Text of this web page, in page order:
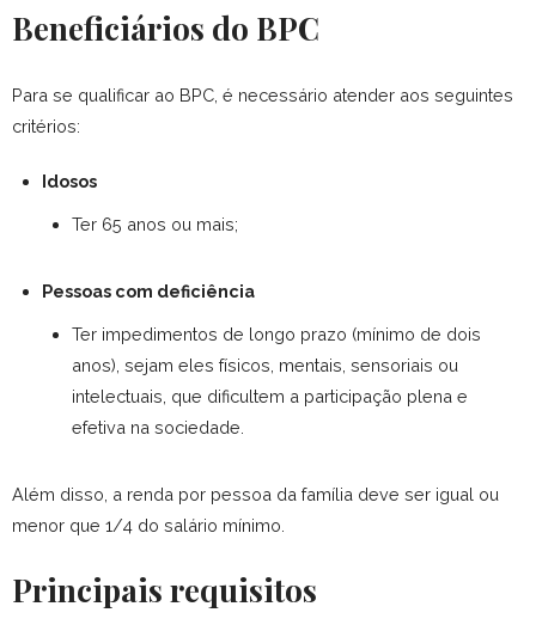
Beneficiários do BPC
Para se qualificar ao BPC, é necessário atender aos seguintes
critérios:
Idosos
Ter 65 anos ou mais;
Pessoas com deficiência
Ter impedimentos de longo prazo (mínimo de dois
anos), sejam eles físicos, mentais, sensoriais ou
intelectuais, que dificultem a participação plena e
efetiva na sociedade.
Além disso, a renda por pessoa da família deve ser igual ou
menor que 1/4 do salário mínimo.
Principais requisitos